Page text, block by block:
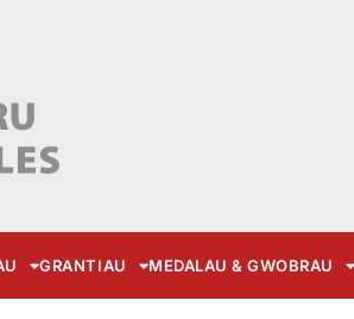
GRANTIAU MEDALAU & GWOBRAU